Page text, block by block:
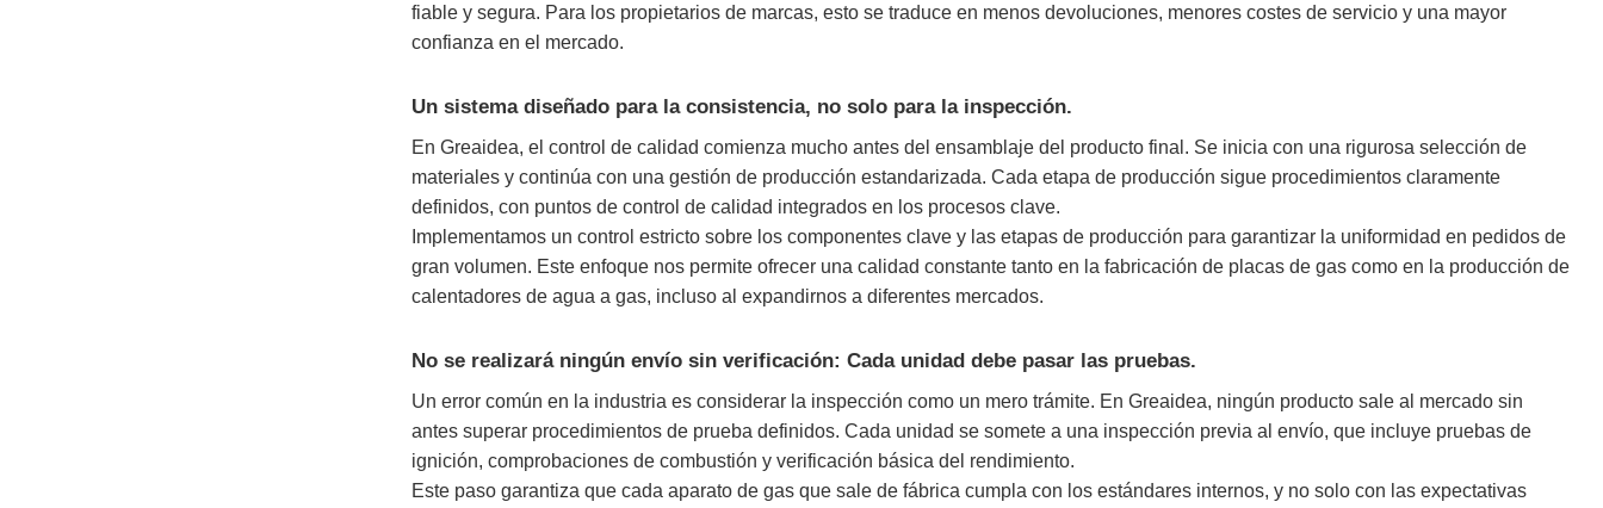
fiable y segura. Para los propietarios de marcas, esto se traduce en menos devoluciones, menores costes de servicio y una mayor
confianza en el mercado.
Un sistema diseñado para la consistencia, no solo para la inspección.
En Greaidea, el control de calidad comienza mucho antes del ensamblaje del producto final. Se inicia con una rigurosa selección de
materiales y continúa con una gestión de producción estandarizada. Cada etapa de producción sigue procedimientos claramente
definidos, con puntos de control de calidad integrados en los procesos clave.
Implementamos un control estricto sobre los componentes clave y las etapas de producción para garantizar la uniformidad en pedidos de
gran volumen. Este enfoque nos permite ofrecer una calidad constante tanto en la fabricación de placas de gas como en la producción de
calentadores de agua a gas, incluso al expandirnos a diferentes mercados.
No se realizará ningún envío sin verificación: Cada unidad debe pasar las pruebas.
Un error común en la industria es considerar la inspección como un mero trámite. En Greaidea, ningún producto sale al mercado sin
antes superar procedimientos de prueba definidos. Cada unidad se somete a una inspección previa al envío, que incluye pruebas de
ignición, comprobaciones de combustión y verificación básica del rendimiento.
Este paso garantiza que cada aparato de gas que sale de fábrica cumpla con los estándares internos, y no solo con las expectativas